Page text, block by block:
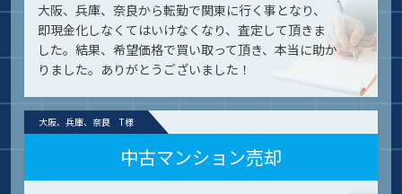
大阪、兵庫、奈良から転勤で関東に行く事となり、
即現金化しなくてはいけなくなり、査定して頂きま
した。結果、希望価格で買い取って頂き、本当に助か
りました。ありがとうございました！
大阪、兵庫、奈良 T様
中古マンション売却